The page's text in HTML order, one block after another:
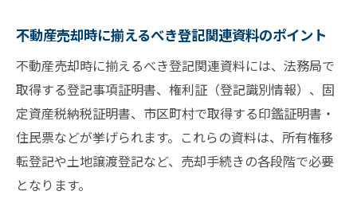
不動産売却時に揃えるべき登記関連資料のポイント
不動産売却時に揃えるべき登記関連資料には、法務局で
取得する登記事項証明書、権利証（登記識別情報）、固
定資産税納税証明書、市区町村で取得する印鑑証明書・
住民票などが挙げられます。これらの資料は、所有権移
転登記や土地譲渡登記など、売却手続きの各段階で必要
となります。